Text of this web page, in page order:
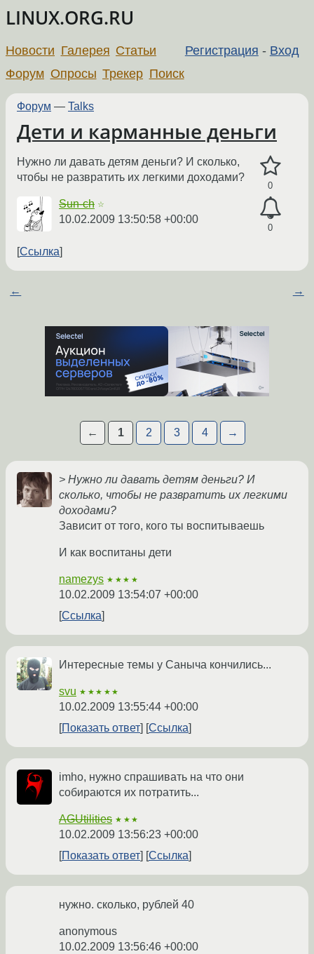
LINUX.ORG.RU
Регистрация - Вход
Новости Галерея Статьи
Форум Опросы Трекер Поиск
Форум — Talks
Дети и карманные деньги
0
0
Нужно ли давать детям деньги? И сколько,
чтобы не развратить их легкими доходами?
Sun-ch ☆
10.02.2009 13:50:58 +00:00
Ссылка
← →
← 1 2 3 4 →
> Нужно ли давать детям деньги? И
сколько, чтобы не развратить их легкими
доходами?
Зависит от того, кого ты воспитываешь
И как воспитаны дети
namezys ★★★★
10.02.2009 13:54:07 +00:00
Ссылка
Интересные темы у Саныча кончились...
svu ★★★★★
10.02.2009 13:55:44 +00:00
Показать ответ
Ссылка
imho, нужно спрашивать на что они
собираются их потратить...
AGUtilities ★★★
10.02.2009 13:56:23 +00:00
Показать ответ
Ссылка
нужно. сколько, рублей 40
anonymous
10.02.2009 13:56:46 +00:00